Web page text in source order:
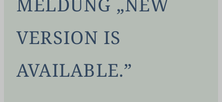
VERSION IS
AVAILABLE.”